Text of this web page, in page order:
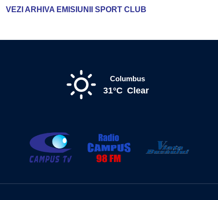
VEZI ARHIVA EMISIUNII SPORT CLUB
Columbus
31°C Clear